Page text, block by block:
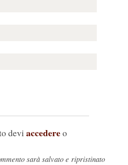
devi accedereo
sarà salvato e ripristinato